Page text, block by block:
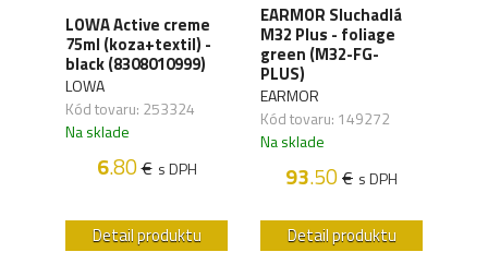
LOWA Active creme
75ml (koza+textil) -
black (8308010999)
LOWA
Kód tovaru: 253324
Na sklade
6.80€ s DPH
Detail produktu
EARMOR Sluchadlá
M32 Plus - foliage
green (M32-FG-
PLUS)
EARMOR
Kód tovaru: 149272
Na sklade
93.50€ s DPH
Detail produktu